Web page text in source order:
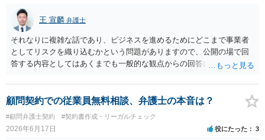
王 宣麟 弁護士
それなりに複雑な話であり、ビジネスを進めるためにどこまで事業者
としてリスクを織り込むかという問題がありますので、公開の場で回
答する内容としてはあくまでも一般的な観点からの回答になります
授業・言語コーチング」と明確に位置付け、サーフィンや農業体験、
工場見学等のアクティビティは、旅行商品ではなく授業に付随した無
償の交流・学習機会として整理すること。 ・宿泊・交通・レンタカー
等の契約主体および支払は常にクライアント本人と事業者の間で完結
させ、日本語講師は予約手続や支払の代理・媒介・取次・窓口を担わ
顧問契約での従業員無料相談、弁護士の本音は？
#顧問弁護士契約 #契約書作成・リーガルチェック
2026年6月17日 役にたった 3